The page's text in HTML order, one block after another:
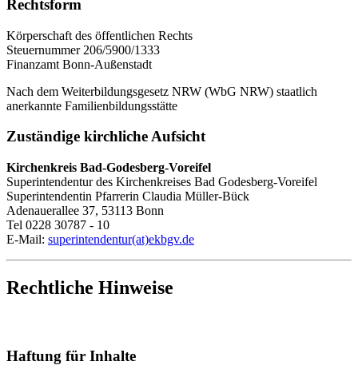
Rechtsform
Körperschaft des öffentlichen Rechts
Steuernummer 206/5900/1333
Finanzamt Bonn-Außenstadt
Nach dem Weiterbildungsgesetz NRW (WbG NRW) staatlich
anerkannte Familienbildungsstätte
Zuständige kirchliche Aufsicht
Kirchenkreis Bad-Godesberg-Voreifel
Superintendentur des Kirchenkreises Bad Godesberg-Voreifel
Superintendentin Pfarrerin Claudia Müller-Bück
Adenauerallee 37, 53113 Bonn
Tel 0228 30787 - 10
E-Mail: superintendentur(at)ekbgv.de
Rechtliche Hinweise
Haftung für Inhalte